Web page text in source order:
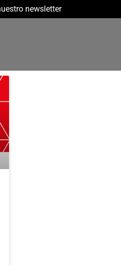
newsletter